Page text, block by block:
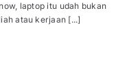
laptop itu udah bukan
atau kerjaan [...]